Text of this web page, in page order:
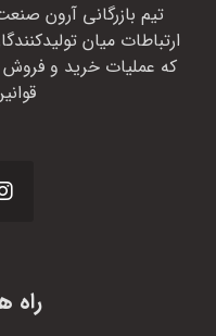
تیم بازرگانی آرون
ارتباطات میان
که عملیات خرید و فروش
راه